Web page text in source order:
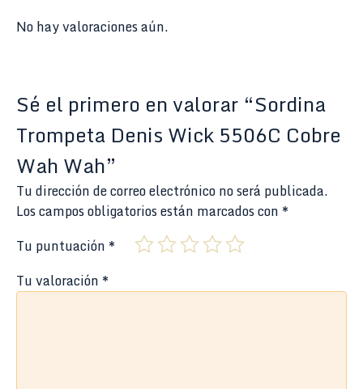
No hay valoraciones aún.
Sé el primero en valorar “Sordina
Trompeta Denis Wick 5506C Cobre
Wah Wah”
Tu dirección de correo electrónico no será publicada.
Los campos obligatorios están marcados con *
Tu puntuación *
Tu valoración *